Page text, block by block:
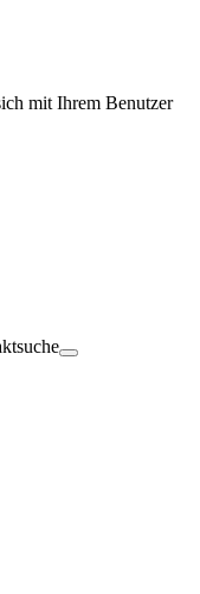
mit Ihrem Benutzer